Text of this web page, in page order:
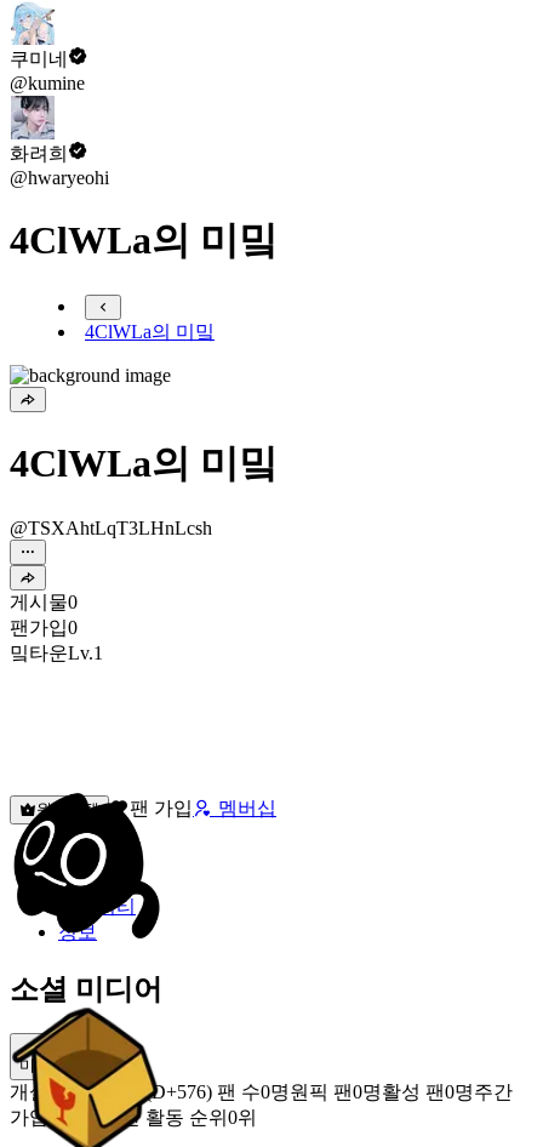
쿠미네
@kumine
화려희
@hwaryeohi
4ClWLa의 미밐
4ClWLa의 미밐
4ClWLa의 미밐
@TSXAhtLqT3LHnLcsh
게시물0
팬가입0
밐타운Lv.1
원픽선택 팬 가입 멤버십
밐타운
피드
커뮤니티
정보
소셜 미디어
미밐 공유
개설 2025.01.08 (D+576) 팬 수0명원픽 팬0명활성 팬0명주간
가입 팬 0명주간 활동 순위 0위